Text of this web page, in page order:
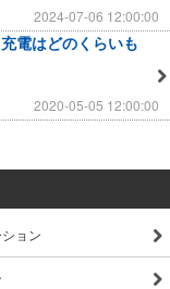
2024-07-06 12:00:00
電はどのくらいも
2020-05-05 12:00:00
ョン